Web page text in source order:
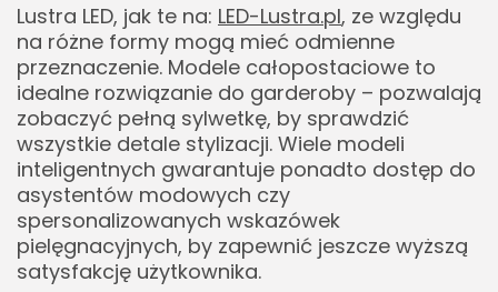
Lustra LED, jak te na: LED-Lustra.pl, ze względu
na różne formy mogą mieć odmienne
przeznaczenie. Modele całopostaciowe to
idealne rozwiązanie do garderoby – pozwalają
zobaczyć pełną sylwetkę, by sprawdzić
wszystkie detale stylizacji. Wiele modeli
inteligentnych gwarantuje ponadto dostęp do
asystentów modowych czy
spersonalizowanych wskazówek
pielęgnacyjnych, by zapewnić jeszcze wyższą
satysfakcję użytkownika.